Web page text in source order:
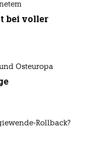
bei voller
Osteuropa
Rollback?